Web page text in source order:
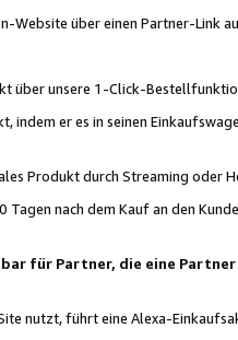
über einen Partner-Link
über unsere 1-Click-
indem er es in seinen
Produkt durch Streaming oder
nach dem Kauf an den
für Partner, die eine
nutzt, führt eine Alexa-